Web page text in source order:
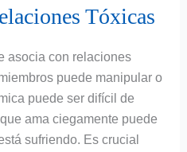
Tóxicas
asocia con relaciones
puede manipular o
puede ser difícil de
ama ciegamente puede
sufriendo. Es crucial